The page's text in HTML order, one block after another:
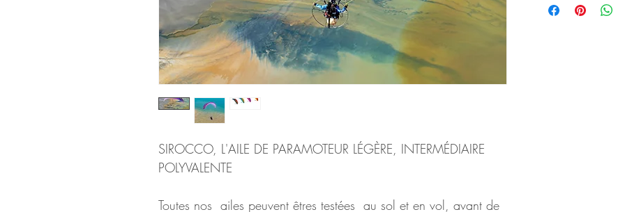
SIROCCO, L'AILE DE PARAMOTEUR LÉGÈRE, INTERMÉDIAIRE
POLYVALENTE
Toutes nos  ailes peuvent êtres testées  au sol et en vol, avant de